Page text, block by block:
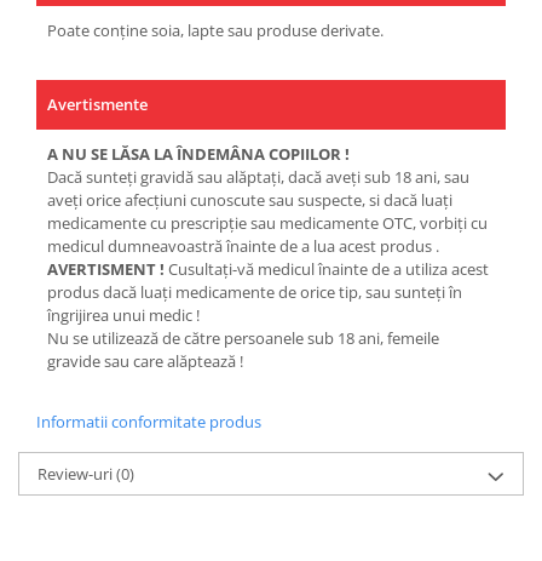
Poate conține soia, lapte sau produse derivate.
Avertismente
A NU SE LĂSA LA ÎNDEMÂNA COPIILOR !
Dacă sunteţi gravidă sau alăptaţi, dacă aveţi sub 18 ani, sau
aveţi orice afecţiuni cunoscute sau suspecte, si dacă luaţi
medicamente cu prescripţie sau medicamente OTC, vorbiţi cu
medicul dumneavoastră înainte de a lua acest produs .
AVERTISMENT ! Cusultaţi-vă medicul înainte de a utiliza acest
produs dacă luaţi medicamente de orice tip, sau sunteţi în
îngrijirea unui medic !
Nu se utilizează de către persoanele sub 18 ani, femeile
gravide sau care alăptează !
Informatii conformitate produs
Review-uri(0)